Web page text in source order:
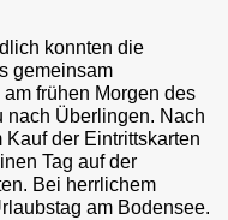
konnten die
gemeinsam
frühen Morgen des
nach Überlingen. Nach
der Eintrittskarten
Tag auf der
Bei herrlichem
am Bodensee.